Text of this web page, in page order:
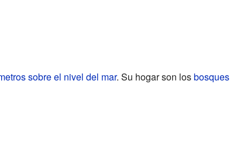
sobre el nivel del mar. Su hogar son losbosques